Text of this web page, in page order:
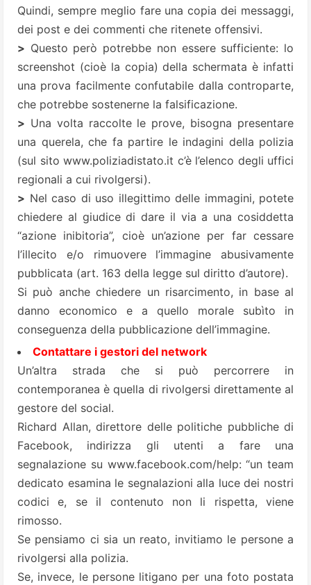
Quindi, sempre meglio fare una copia dei messaggi,
dei post e dei commenti che ritenete offensivi.
> Questo però potrebbe non essere sufficiente: lo
screenshot (cioè la copia) della schermata è infatti
una prova facilmente confutabile dalla controparte,
che potrebbe sostenerne la falsificazione.
> Una volta raccolte le prove, bisogna presentare
una querela, che fa partire le indagini della polizia
(sul sito www.poliziadistato.it c’è l’elenco degli uffici
regionali a cui rivolgersi).
> Nel caso di uso illegittimo delle immagini, potete
chiedere al giudice di dare il via a una cosiddetta
“azione inibitoria”, cioè un’azione per far cessare
l’illecito e/o rimuovere l’immagine abusivamente
pubblicata (art. 163 della legge sul diritto d’autore).
Si può anche chiedere un risarcimento, in base al
danno economico e a quello morale subìto in
conseguenza della pubblicazione dell’immagine.
Contattare i gestori del network
Un’altra strada che si può percorrere in
contemporanea è quella di rivolgersi direttamente al
gestore del social.
Richard Allan, direttore delle politiche pubbliche di
Facebook, indirizza gli utenti a fare una
segnalazione su www.facebook.com/help: “un team
dedicato esamina le segnalazioni alla luce dei nostri
codici e, se il contenuto non li rispetta, viene
rimosso.
Se pensiamo ci sia un reato, invitiamo le persone a
rivolgersi alla polizia.
Se, invece, le persone litigano per una foto postata